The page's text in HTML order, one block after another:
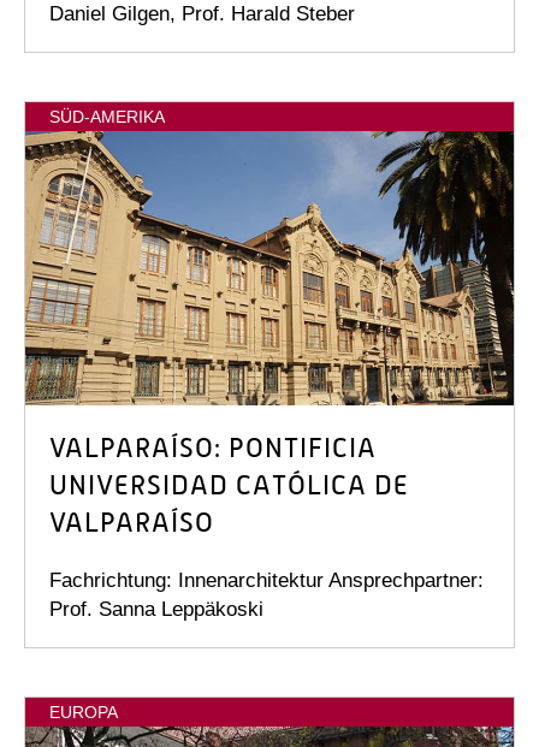
Daniel Gilgen, Prof. Harald Steber
SÜD-AMERIKA
VALPARAÍSO: PONTIFICIA
UNIVERSIDAD CATÓLICA DE
VALPARAÍSO
Fachrichtung: Innenarchitektur Ansprechpartner:
Prof. Sanna Leppäkoski
EUROPA